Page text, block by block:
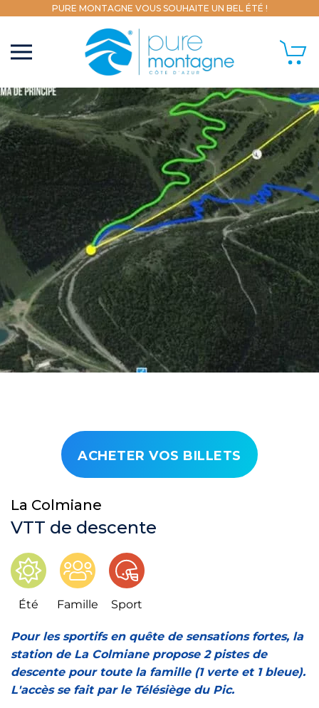
PURE MONTAGNE VOUS SOUHAITE UN BEL ÉTÉ !
ACHETER VOS BILLETS
La Colmiane
VTT de descente
Été Famille Sport
Pour les sportifs en quête de sensations fortes, la
station de La Colmiane propose 2 pistes de
descente pour toute la famille (1 verte et 1 bleue).
L'accès se fait par le Télésiège du Pic.